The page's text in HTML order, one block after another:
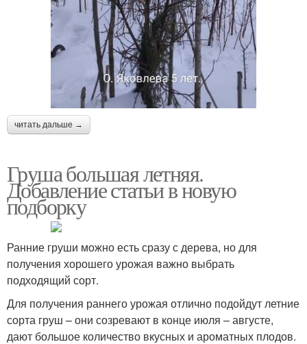
читать дальше →
Груша большая летняя.
Добавление статьи в новую
подборку
Ранние груши можно есть сразу с дерева, но для
получения хорошего урожая важно выбрать
подходящий сорт.
Для получения раннего урожая отлично подойдут летние
сорта груш – они созревают в конце июля – августе,
дают большое количество вкусных и ароматных плодов.